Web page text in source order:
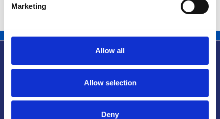
Marketing
Allow all
Allow selection
Deny